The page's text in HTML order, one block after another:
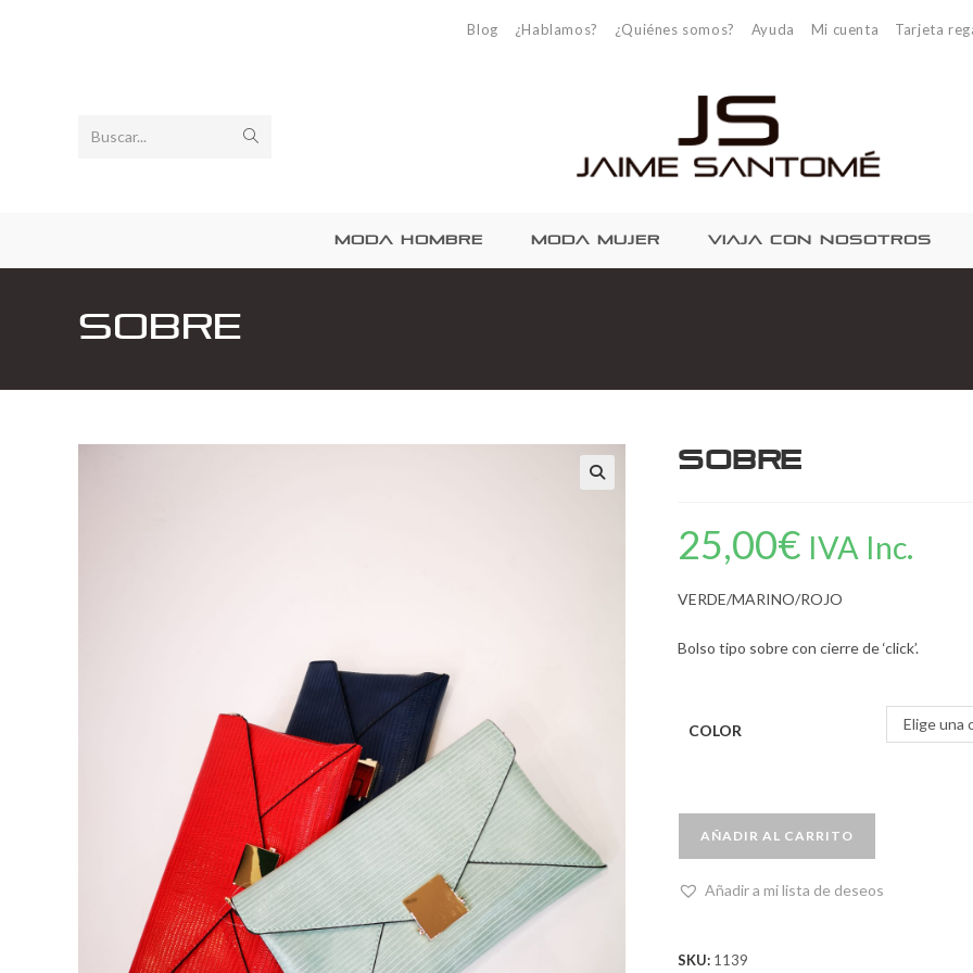
Blog ¿Hablamos? ¿Quiénes somos? Ayuda Mi cuenta Tarjeta
Buscar...
MODA HOMBRE MODA MUJER VIAJA CON NOSOTROS
Sobre
Sobre
25,00€ IVA Inc.
VERDE/MARINO/ROJO
Bolso tipo sobre con cierre de ‘click’.
COLOR Elige una
AÑADIR AL CARRITO
Añadir a mi lista de deseos
SKU: 1139